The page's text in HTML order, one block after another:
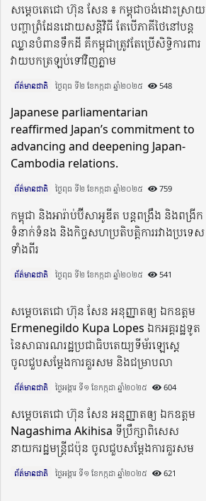
សម្តេចតេជោ ហ៊ុន សែន ៖ កម្ពុជាចង់ដោះស្រាយ
បញ្ហាព្រំដែនដោយសន្តិវិធី តែបើភាគីថៃនៅបន្ត
ឈ្លានបំពានទឹកដី គឺកម្ពុជាត្រូវតែប្រើសិទ្ធិការពារ
វាយបកត្រឡប់ទៅវិញភ្លាម
ព័ត៌មានជាតិ ថ្ងៃពុធ ទី២ ខែកក្កដា ឆ្នាំ២០២៥​ 548
Japanese parliamentarian
reaffirmed Japan’s commitment to
advancing and deepening Japan-
Cambodia relations.
ព័ត៌មានជាតិ ថ្ងៃពុធ ទី២ ខែកក្កដា ឆ្នាំ២០២៥​ 759
កម្ពុជា និងអារ៉ាប់ប៊ីសាអូឌីត បន្តពង្រឹង និងពង្រីក
ទំនាក់ទំនង និងកិច្ចសហប្រតិបត្តិការរវាងប្រទេស
ទាំងពីរ
ព័ត៌មានជាតិ ថ្ងៃពុធ ទី២ ខែកក្កដា ឆ្នាំ២០២៥​ 541
សម្តេចតេជោ ហ៊ុន សែន អនុញ្ញាតឲ្យ ឯកឧត្តម
Ermenegildo Kupa Lopes ឯកអគ្គរដ្ឋទូត
នៃសាធារណរដ្ឋប្រជាធិបតេយ្យទីម័រឡេស្តេ
ចូលជួបសម្តែងការគួរសម និងជម្រាបលា
ព័ត៌មានជាតិ ថ្ងៃអង្គារ ទី១ ខែកក្កដា ឆ្នាំ២០២៥​ 604
សម្តេចតេជោ ហ៊ុន​ សែន អនុញ្ញាតឲ្យ ឯកឧត្តម
Nagashima Akihisa ទីប្រឹក្សាពិសេស
នាយករដ្ឋមន្ត្រីជប៉ុន ចូលជួបសម្តែងការគួរសម
ព័ត៌មានជាតិ ថ្ងៃអង្គារ ទី១ ខែកក្កដា ឆ្នាំ២០២៥​ 621